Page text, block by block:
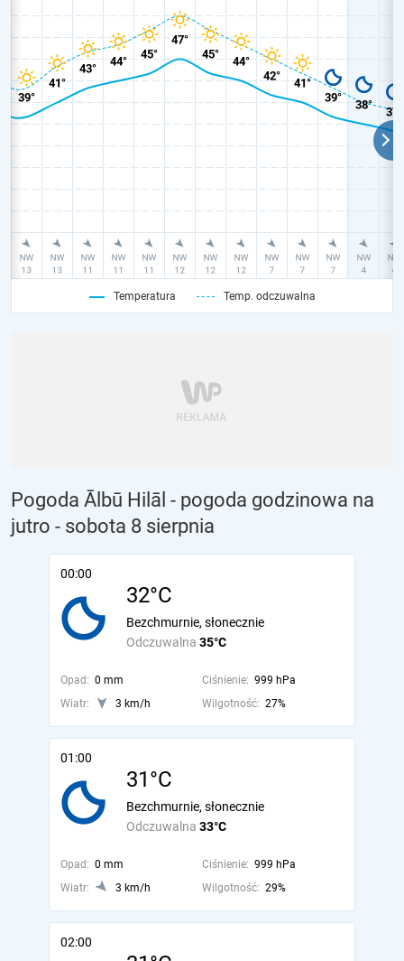
Temperatura Temp. odczuwalna
Pogoda Ālbū Hilāl - pogoda godzinowa na
jutro - sobota 8 sierpnia
00:00
32°C
Odczuwalna 35°C
Bezchmurnie, słonecznie
Opad: 0 mm Ciśnienie: 999 hPa
Wiatr:
3 km/h Wilgotność: 27%
01:00
31°C
Odczuwalna 33°C
Bezchmurnie, słonecznie
Opad: 0 mm Ciśnienie: 999 hPa
Wiatr:
3 km/h Wilgotność: 29%
02:00